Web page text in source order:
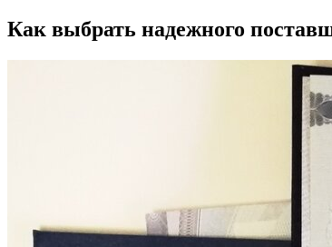
Как выбрать надежного